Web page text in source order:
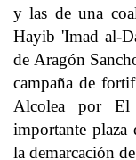
y las de una
Hayib 'Imad al-
de Aragón
campaña de
Alcolea por
importante plaza
la demarcación